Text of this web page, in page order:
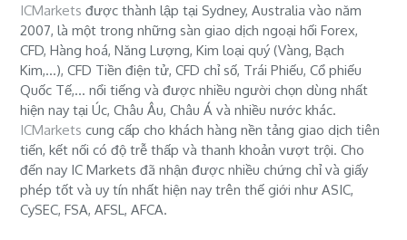
ICMarkets được thành lập tại Sydney, Australia vào năm
2007, là một trong những sàn giao dịch ngoại hối Forex,
CFD, Hàng hoá, Năng Lượng, Kim loại quý (Vàng, Bạch
Kim,...), CFD Tiền điện tử, CFD chỉ số, Trái Phiếu, Cổ phiếu
Quốc Tế,... nổi tiếng và được nhiều người chọn dùng nhất
hiện nay tại Úc, Châu Âu, Châu Á và nhiều nước khác.
ICMarkets cung cấp cho khách hàng nền tảng giao dịch tiên
tiến, kết nối có độ trễ thấp và thanh khoản vượt trội. Cho
đến nay IC Markets đã nhận được nhiều chứng chỉ và giấy
phép tốt và uy tín nhất hiện nay trên thế giới như ASIC,
CySEC, FSA, AFSL, AFCA.